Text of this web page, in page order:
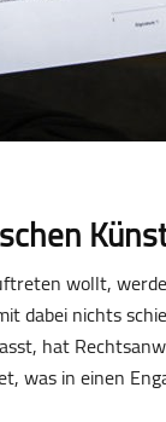
wollt,
dabei nichts
hat
was in einen